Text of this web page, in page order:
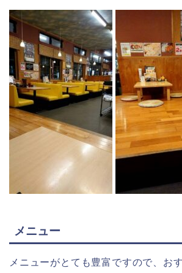
メニュー
メニューがとても豊富ですので、お